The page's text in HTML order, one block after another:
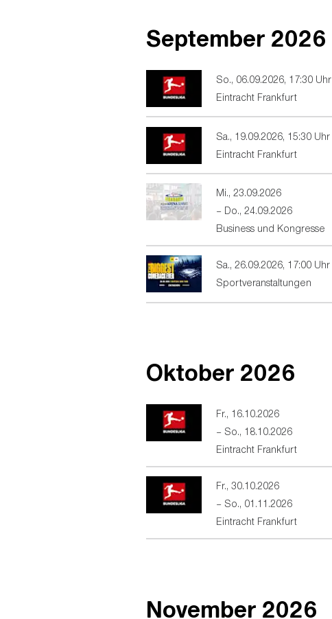
September 2026
So., 06.09.2026, 17:30Uhr
Eintracht Frankfurt
Sa., 19.09.2026, 15:30Uhr
Eintracht Frankfurt
Mi., 23.09.2026
– Do., 24.09.2026
Business und Kongresse
Sa., 26.09.2026, 17:00Uhr
Sportveranstaltungen
Oktober 2026
Fr., 16.10.2026
– So., 18.10.2026
Eintracht Frankfurt
Fr., 30.10.2026
– So., 01.11.2026
Eintracht Frankfurt
November 2026